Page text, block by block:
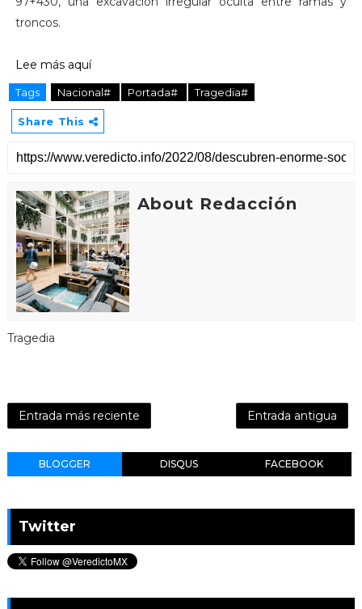
troncos.
Lee más aquí
Tags Nacional# Portada# Tragedia#
Share This
About Redacción
Tragedia
Entrada más reciente Entrada antigua
BLOGGER DISQUS FACEBOOK
Twitter